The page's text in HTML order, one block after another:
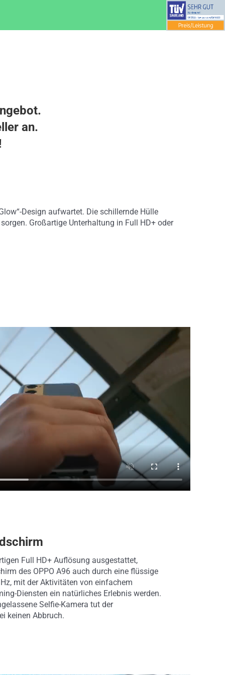
an.
Design aufwartet. Die schillernde Hülle
Großartige Unterhaltung in Full HD+ oder
Full HD+ Auflösung ausgestattet,
des OPPO A96 auch durch eine flüssige
mit der Aktivitäten von einfachem
Diensten ein natürliches Erlebnis werden.
Selfie-Kamera tut der
keinen Abbruch.